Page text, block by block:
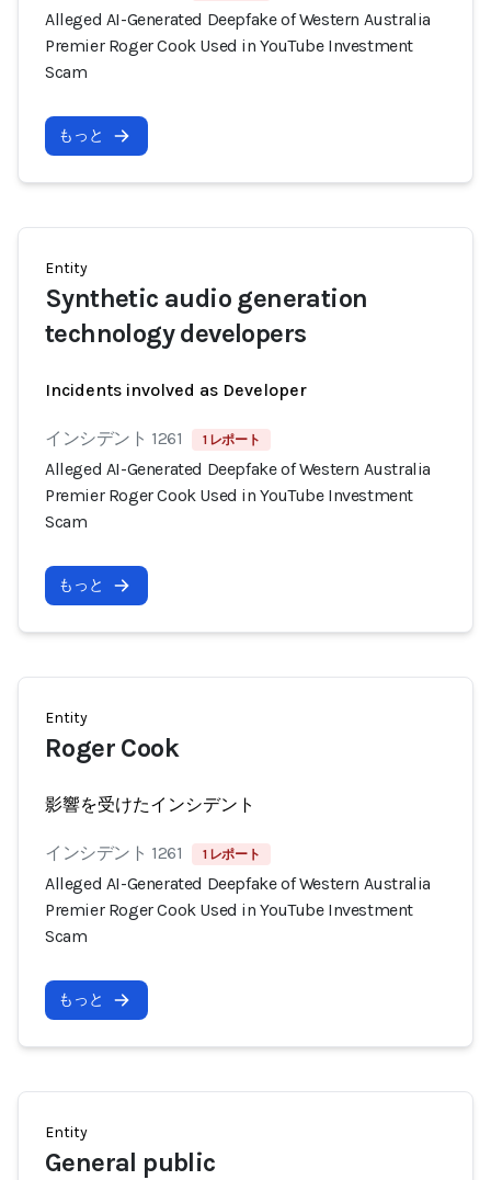
Alleged AI-Generated Deepfake of Western Australia
Premier Roger Cook Used in YouTube Investment
Scam
もっと
Entity
Synthetic audio generation
technology developers
Incidents involved as Developer
インシデント 1261 1 レポート
Alleged AI-Generated Deepfake of Western Australia
Premier Roger Cook Used in YouTube Investment
Scam
もっと
Entity
Roger Cook
影響を受けたインシデント
インシデント 1261 1 レポート
Alleged AI-Generated Deepfake of Western Australia
Premier Roger Cook Used in YouTube Investment
Scam
もっと
Entity
General public